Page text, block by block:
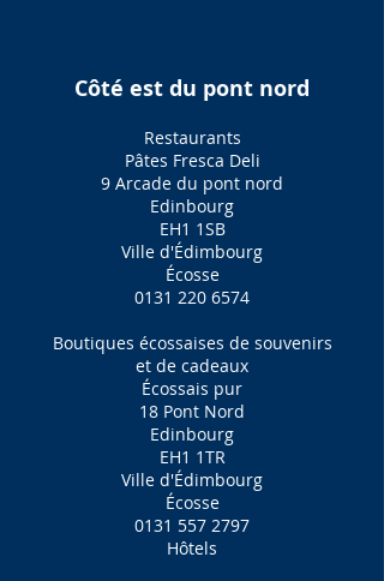
Côté est du pont nord
Restaurants
Pâtes Fresca Deli
9 Arcade du pont nord
Edinbourg
EH1 1SB
Ville d'Édimbourg
Écosse
0131 220 6574
Boutiques écossaises de souvenirs
et de cadeaux
Écossais pur
18 Pont Nord
Edinbourg
EH1 1TR
Ville d'Édimbourg
Écosse
0131 557 2797
Hôtels